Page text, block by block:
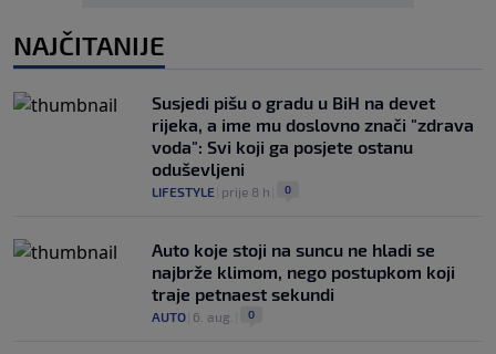
NAJČITANIJE
Susjedi pišu o gradu u BiH na devet
rijeka, a ime mu doslovno znači "zdrava
voda": Svi koji ga posjete ostanu
oduševljeni
LIFESTYLE prije 8 h 0
Auto koje stoji na suncu ne hladi se
najbrže klimom, nego postupkom koji
traje petnaest sekundi
AUTO 6. aug. 0